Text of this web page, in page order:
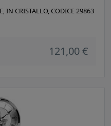
IN CRISTALLO, CODICE 29863
121,00 €